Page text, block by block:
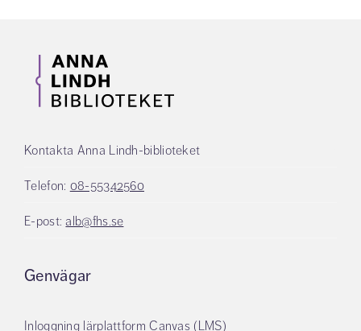
Kontakta Anna Lindh-biblioteket
Telefon: 08-55342560
E-post: alb@fhs.se
Genvägar
Inloggning lärplattform Canvas (LMS)